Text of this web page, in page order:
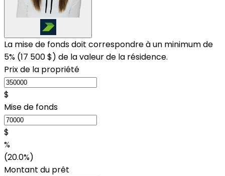
La mise de fonds doit correspondre à un minimum de
5% (17 500 $) de la valeur de la résidence.
Prix de la propriété
$
Mise de fonds
$
%
(20.0%)
Montant du prêt